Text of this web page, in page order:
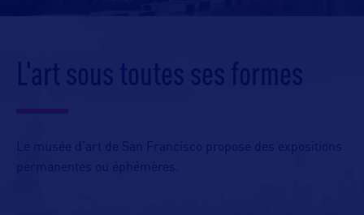
L'art sous toutes ses formes
Le musée d’art de San Francisco propose des expositions
permanentes ou éphémères.